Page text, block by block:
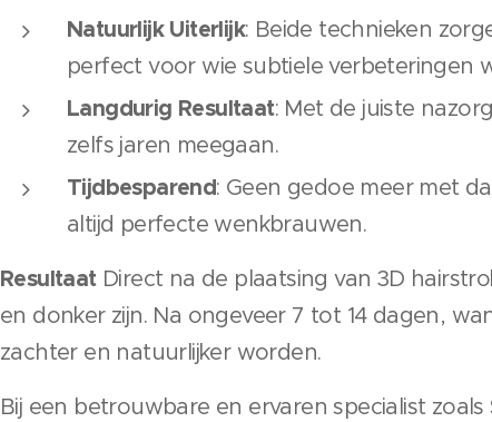
Natuurlijk Uiterlijk: Beide technieken
perfect voor wie subtiele verbeteringen
Langdurig Resultaat: Met de juiste
zelfs jaren meegaan.
Tijdbesparend: Geen gedoe meer met
altijd perfecte wenkbrauwen.
ResultaatDirect na de plaatsing van 3D
en donker zijn. Na ongeveer 7 tot 14 dagen,
zachter en natuurlijker worden.
Bij een betrouwbare en ervaren specialist zoals